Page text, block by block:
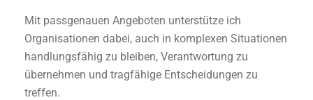
Mit passgenauen Angeboten unterstütze ich
Organisationen dabei, auch in komplexen Situationen
handlungsfähig zu bleiben, Verantwortung zu
übernehmen und tragfähige Entscheidungen zu
treffen.